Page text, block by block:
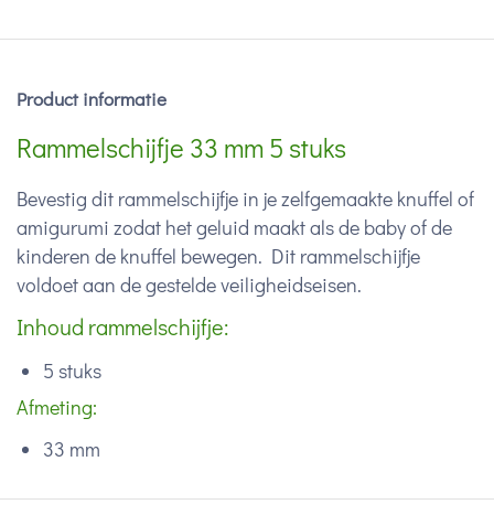
Product informatie
Rammelschijfje 33 mm 5 stuks
Bevestig dit rammelschijfje in je zelfgemaakte knuffel of
amigurumi zodat het geluid maakt als de baby of de
kinderen de knuffel bewegen. Dit rammelschijfje
voldoet aan de gestelde veiligheidseisen.
Inhoud rammelschijfje:
5 stuks
Afmeting:
33 mm